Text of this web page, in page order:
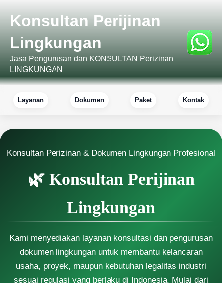
Konsultan Perijinan
Lingkungan
Jasa Pengurusan dan KONSULTAN Perizinan
LINGKUNGAN
Layanan Dokumen Paket Kontak
Konsultan Perizinan & Dokumen Lingkungan Profesional
🌿 Konsultan Perijinan
Lingkungan
Kami menyediakan layanan konsultasi dan pengurusan
dokumen lingkungan untuk membantu kelancaran
usaha, proyek, maupun kebutuhan legalitas industri
sesuai regulasi yang berlaku di Indonesia. Mulai dari